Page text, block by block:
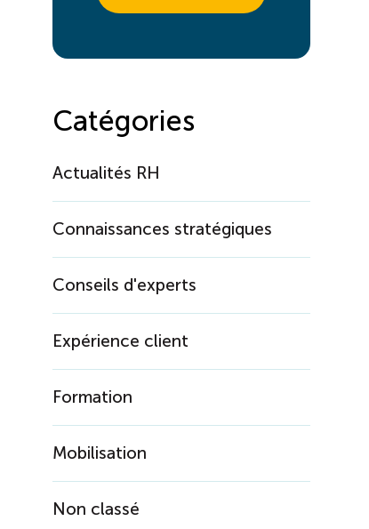
Catégories
Actualités RH
Connaissances stratégiques
Conseils d'experts
Expérience client
Formation
Mobilisation
Non classé